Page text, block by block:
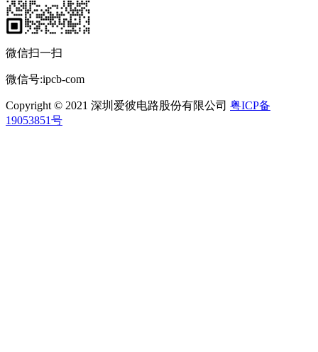
微信扫一扫
微信号:ipcb-com
Copyright © 2021 深圳爱彼电路股份有限公司 粤ICP备
19053851号